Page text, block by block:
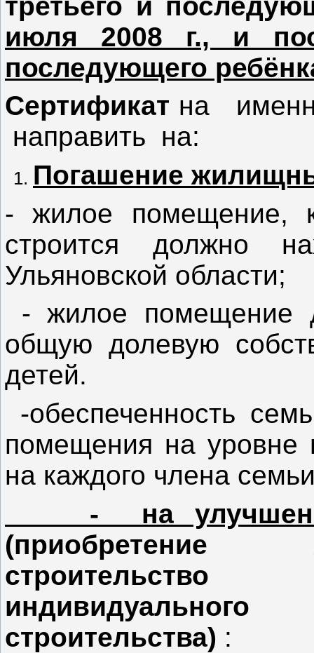
июля 2008 г., и
последующего
Сертификат на
направить на:
Погашение
- жилое помещение,
строится должно
Ульяновской области;
- жилое помещение
общую долевую
детей.
-обеспеченность
помещения на уровне
на каждого члена
- на улучшение
(приобретение
строительства) :